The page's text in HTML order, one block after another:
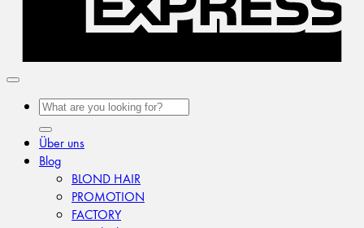
Suchen
nach:
Über uns
Blog
BLOND HAIR
PROMOTION
FACTORY